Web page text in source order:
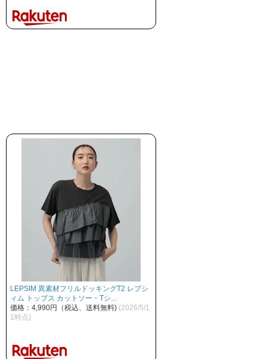
LEPSIM 異素材フリルドッキングT2 レプシ
ィム トップス カットソー・Tシ...
価格：4,990円（税込、送料無料) (2026/5/1
1時点)